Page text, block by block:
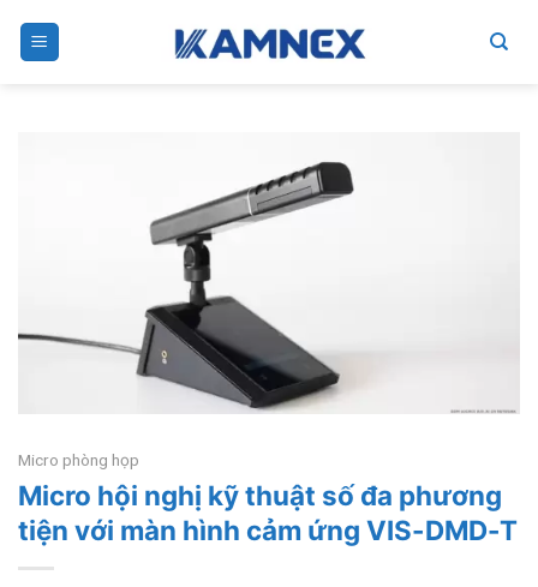
Micro phòng họp
Micro hội nghị kỹ thuật số đa phương
tiện với màn hình cảm ứng VIS-DMD-T